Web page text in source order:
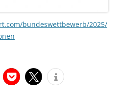
bundeswettbewerb/2025/